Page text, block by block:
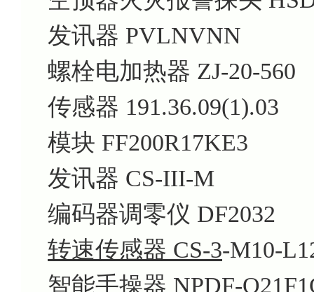
发讯器 PVLNVNN
螺栓电加热器 ZJ-20-560
传感器 191.36.09(1).03
模块 FF200R17KE3
发讯器 CS-III-M
编码器调零仪 DF2032
转速传感器 CS-3-M10-
智能手操器 NPDF-